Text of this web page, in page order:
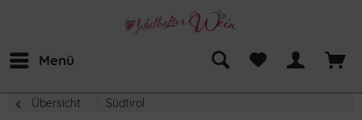
Menü
Übersicht Südtirol